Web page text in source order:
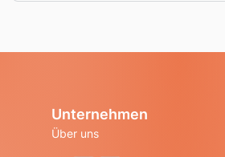
Unternehmen
Über uns